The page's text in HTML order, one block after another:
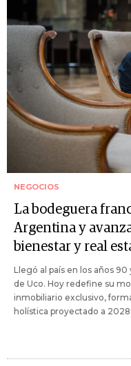
NEGOCIOS
La bodeguera
Argentina y
bienestar y real
Llegó al país en los años
de Uco. Hoy redefine su
inmobiliario exclusivo,
holística proyectado a 2028.